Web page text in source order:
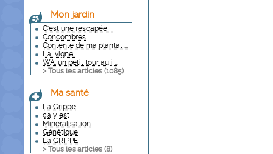
Mon jardin
C'est une rescapée!!!
Concombres
Contente de ma plantat ...
La "vigne"
WA, un petit tour au j ...
> Tous les articles (1085)
Ma santé
La Grippe
ça y est
Minéralisation
Génétique
La GRIPPE
> Tous les articles (8)